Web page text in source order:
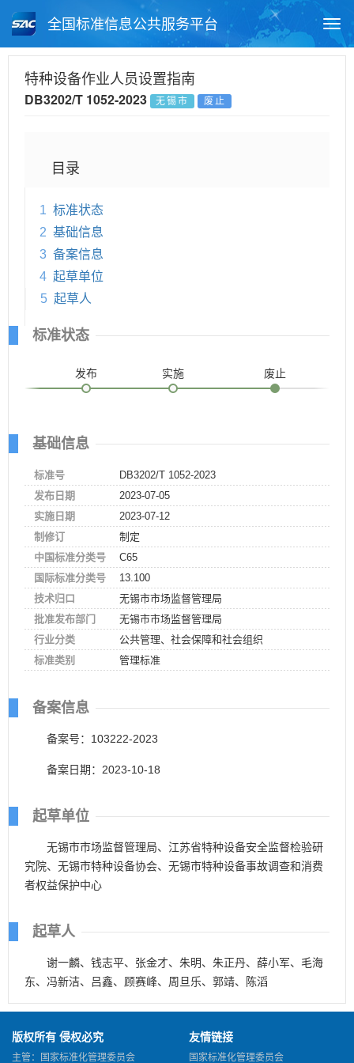
全国标准信息公共服务平台
月报查询 标准公告查询
特种设备作业人员设置指南
DB3202/T 1052-2023 无锡市 废止
目录
1 标准状态
2 基础信息
3 备案信息
4 起草单位
5 起草人
标准状态
发布 实施 废止
基础信息
标准号
DB3202/T 1052-2023
发布日期
2023-07-05
实施日期
2023-07-12
制修订
制定
中国标准分类号
C65
国际标准分类号
13.100
技术归口
无锡市市场监督管理局
批准发布部门
无锡市市场监督管理局
行业分类
公共管理、社会保障和社会组织
标准类别
管理标准
备案信息
备案号：103222-2023
备案日期：2023-10-18
起草单位
无锡市市场监督管理局、江苏省特种设备安全监督检验研
究院、无锡市特种设备协会、无锡市特种设备事故调查和消费
者权益保护中心
起草人
谢一麟、钱志平、张金才、朱明、朱正丹、薛小军、毛海
东、冯新洁、吕鑫、顾赛峰、周旦乐、郭靖、陈滔
版权所有 侵权必究
主管：国家标准化管理委员会
友情链接
国家标准化管理委员会